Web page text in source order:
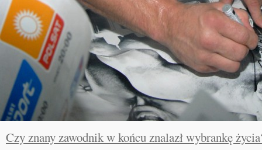
Czy znany zawodnik w końcu znalazł wybrankę